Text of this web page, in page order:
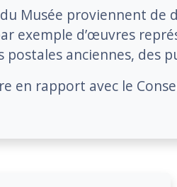
Musée proviennent
exemple d’œuvres
anciennes, des
en rapport avec le